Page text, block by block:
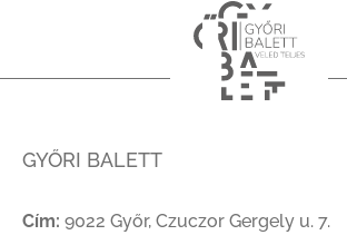
GYŐRI BALETT
Cím: 9022 Győr, Czuczor Gergely u. 7.